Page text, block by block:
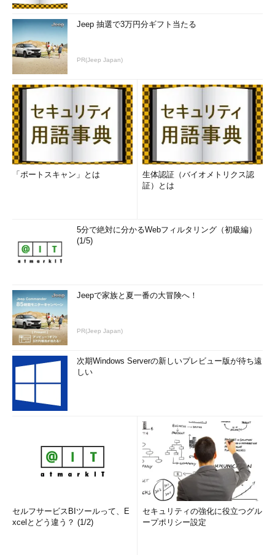
Jeep 抽選で3万円分ギフト当たる
PR(Jeep Japan)
「ポートスキャン」とは
生体認証（バイオメトリクス認
証）とは
5分で絶対に分かるWebフィルタリング（初級編）
(1/5)
Jeepで家族と夏一番の大冒険へ！
PR(Jeep Japan)
次期Windows Serverの新しいプレビュー版が待ち遠
しい
セルフサービスBIツールって、E
xcelとどう違う？ (1/2)
セキュリティの強化に役立つグル
ープポリシー設定